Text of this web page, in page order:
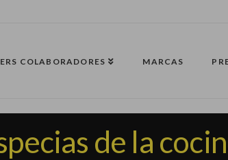
COLABORADORES MARCAS
de la